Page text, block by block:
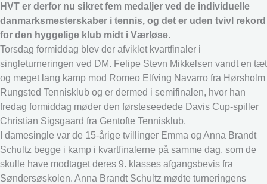
HVT er derfor nu sikret fem medaljer ved de individuelle
danmarksmesterskaber i tennis, og det er uden tvivl rekord
for den hyggelige klub midt i Værløse.
Torsdag formiddag blev der afviklet kvartfinaler i
singleturneringen ved DM. Felipe Stevn Mikkelsen vandt en tæt
og meget lang kamp mod Romeo Elfving Navarro fra Hørsholm
Rungsted Tennisklub og er dermed i semifinalen, hvor han
fredag formiddag møder den førsteseedede Davis Cup-spiller
Christian Sigsgaard fra Gentofte Tennisklub.
I damesingle var de 15-årige tvillinger Emma og Anna Brandt
Schultz begge i kamp i kvartfinalerne på samme dag, som de
skulle have modtaget deres 9. klasses afgangsbevis fra
Søndersøskolen. Anna Brandt Schultz mødte turneringens